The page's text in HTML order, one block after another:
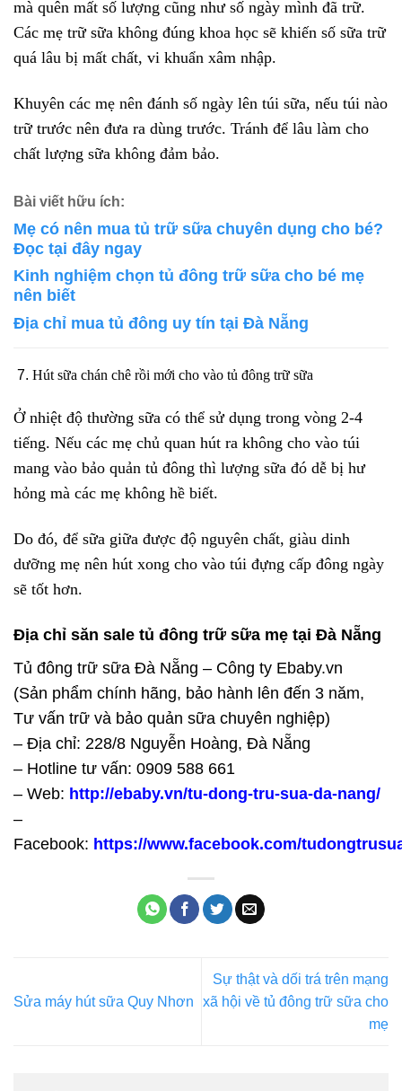
mà quên mất số lượng cũng như số ngày mình đã trữ.
Các mẹ trữ sữa không đúng khoa học sẽ khiến số sữa trữ
quá lâu bị mất chất, vi khuẩn xâm nhập.
Khuyên các mẹ nên đánh số ngày lên túi sữa, nếu túi nào
trữ trước nên đưa ra dùng trước. Tránh để lâu làm cho
chất lượng sữa không đảm bảo.
Bài viết hữu ích:
Mẹ có nên mua tủ trữ sữa chuyên dụng cho bé?
Đọc tại đây ngay
Kinh nghiệm chọn tủ đông trữ sữa cho bé mẹ
nên biết
Địa chỉ mua tủ đông uy tín tại Đà Nẵng
Hút sữa chán chê rồi mới cho vào tủ đông trữ sữa
Ở nhiệt độ thường sữa có thể sử dụng trong vòng 2-4
tiếng. Nếu các mẹ chủ quan hút ra không cho vào túi
mang vào bảo quản tủ đông thì lượng sữa đó dễ bị hư
hỏng mà các mẹ không hề biết.
Do đó, để sữa giữa được độ nguyên chất, giàu dinh
dưỡng mẹ nên hút xong cho vào túi đựng cấp đông ngày
sẽ tốt hơn.
Địa chỉ săn sale tủ đông trữ sữa mẹ tại Đà Nẵng
Tủ đông trữ sữa Đà Nẵng – Công ty Ebaby.vn
(Sản phẩm chính hãng, bảo hành lên đến 3 năm,
Tư vấn trữ và bảo quản sữa chuyên nghiệp)
– Địa chỉ: 228/8 Nguyễn Hoàng, Đà Nẵng
– Hotline tư vấn: 0909 588 661
– Web: http://ebaby.vn/tu-dong-tru-sua-da-nang/
–
Facebook: https://www.facebook.com/
Sửa máy hút sữa Quy Nhơn
Sự thật và dối trá trên mạng
xã hội về tủ đông trữ sữa cho
mẹ